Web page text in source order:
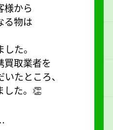
様から
る物は
た。
買取業者を
たところ、
した。👏